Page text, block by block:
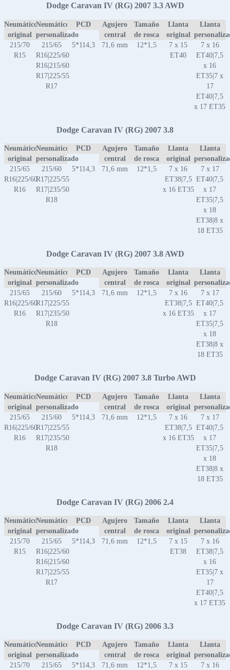
Dodge Caravan IV (RG) 2007 3.3 AWD
Neumático
original
Neumático
personalizado
PCD
Agujero
central
Tamaño
de rosca
Llanta
original
Llanta
215/70
R15
215/65
R16|225/60
R16|215/60
R17|225/55
R17
5*114,3 71,6 mm 12*1,5
7 x 15
ET40
7 x 16
ET40|7,5
x 16
ET35|7 x
17
ET40|7,5
x 17 ET35
Dodge Caravan IV (RG) 2007 3.8
Neumático
original
Neumático
personalizado
PCD
Agujero
central
Tamaño
de rosca
Llanta
original
Llanta
215/65
R16|225/60
R16
215/60
R17|225/55
R17|235/50
R18
5*114,3 71,6 mm 12*1,5
7 x 16
ET38|7,5
x 16 ET35
7 x 17
ET40|7,5
x 17
ET35|7,5
x 18
ET38|8 x
18 ET35
Dodge Caravan IV (RG) 2007 3.8 AWD
Neumático
original
Neumático
personalizado
PCD
Agujero
central
Tamaño
de rosca
Llanta
original
Llanta
215/65
R16|225/60
R16
215/60
R17|225/55
R17|235/50
R18
5*114,3 71,6 mm 12*1,5
7 x 16
ET38|7,5
x 16 ET35
7 x 17
ET40|7,5
x 17
ET35|7,5
x 18
ET38|8 x
18 ET35
Dodge Caravan IV (RG) 2007 3.8 Turbo AWD
Neumático
original
Neumático
personalizado
PCD
Agujero
central
Tamaño
de rosca
Llanta
original
Llanta
215/65
R16|225/60
R16
215/60
R17|225/55
R17|235/50
R18
5*114,3 71,6 mm 12*1,5
7 x 16
ET38|7,5
x 16 ET35
7 x 17
ET40|7,5
x 17
ET35|7,5
x 18
ET38|8 x
18 ET35
Dodge Caravan IV (RG) 2006 2.4
Neumático
original
Neumático
personalizado
PCD
Agujero
central
Tamaño
de rosca
Llanta
original
Llanta
215/70
R15
215/65
R16|225/60
R16|215/60
R17|225/55
R17
5*114,3 71,6 mm 12*1,5
7 x 15
ET38
7 x 16
ET38|7,5
x 16
ET35|7 x
17
ET40|7,5
x 17 ET35
Dodge Caravan IV (RG) 2006 3.3
Neumático
original
Neumático
personalizado
PCD
Agujero
central
Tamaño
de rosca
Llanta
original
Llanta
215/70
215/65
5*114,3 71,6 mm 12*1,5
7 x 15
7 x 16